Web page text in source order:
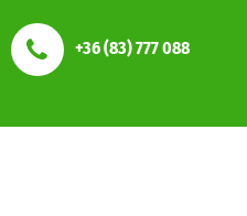
+36 (83) 777 088